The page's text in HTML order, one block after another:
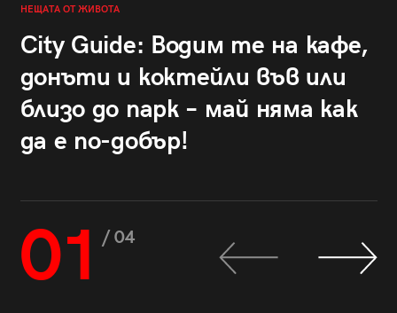
НЕЩАТА ОТ ЖИВОТА
City Guide: Водим те на кафе,
донъти и коктейли във или
близо до парк – май няма как
да е по-добър!
01 / 04